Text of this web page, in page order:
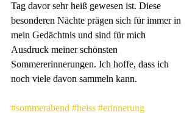
Tag davor sehr heiß gewesen ist. Diese
besonderen Nächte prägen sich für immer in
mein Gedächtnis und sind für mich
Ausdruck meiner schönsten
Sommererinnerungen. Ich hoffe, dass ich
noch viele davon sammeln kann.
#sommerabend #heiss #erinnerung